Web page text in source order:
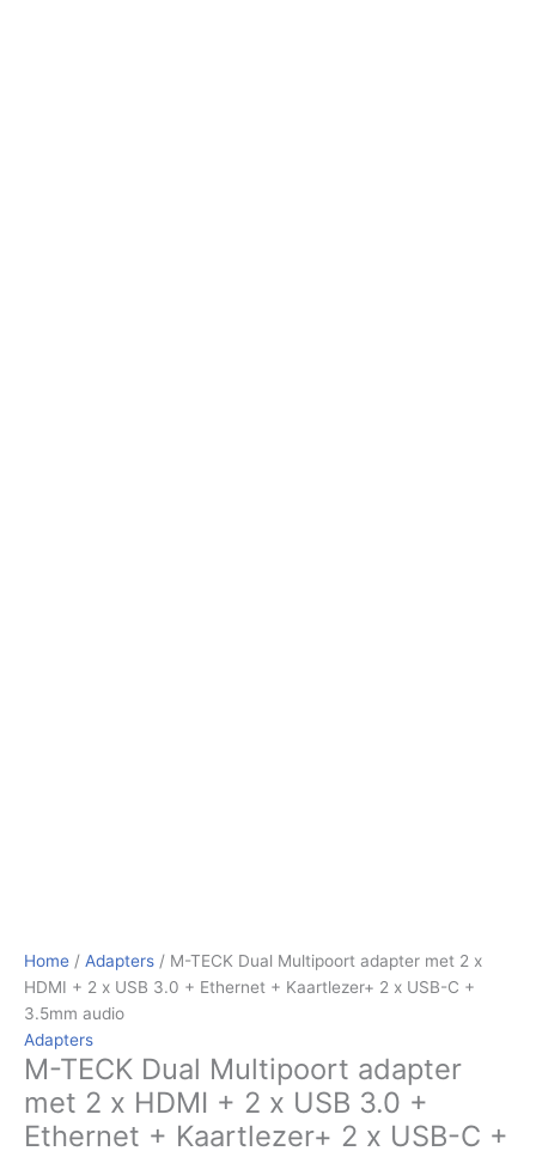
Home / Adapters / M-TECK Dual Multipoort adapter met 2 x
HDMI + 2 x USB 3.0 + Ethernet + Kaartlezer+ 2 x USB-C +
3.5mm audio
Adapters
M-TECK Dual Multipoort adapter
met 2 x HDMI + 2 x USB 3.0 +
Ethernet + Kaartlezer+ 2 x USB-C +